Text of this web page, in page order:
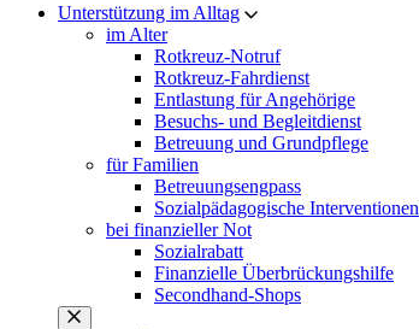
Unterstützung im Alltag
im Alter
Rotkreuz-Notruf
Rotkreuz-Fahrdienst
Entlastung für Angehörige
Besuchs- und Begleitdienst
Betreuung und Grundpflege
für Familien
Betreuungsengpass
Sozialpädagogische Interventionen
bei finanzieller Not
Sozialrabatt
Finanzielle Überbrückungshilfe
Secondhand-Shops